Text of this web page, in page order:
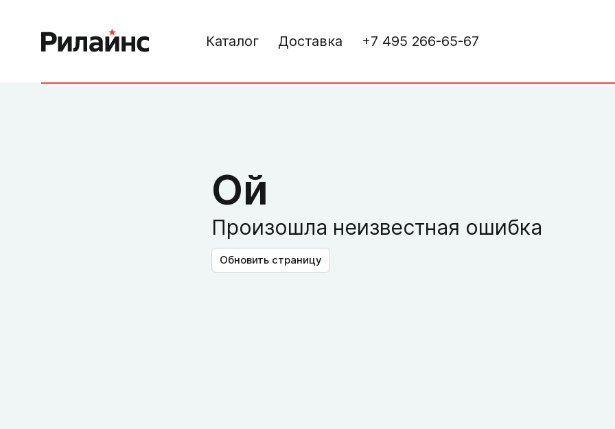
Каталог Доставка +7 495 266-65-67
Ой
Произошла неизвестная ошибка
Обновить страницу